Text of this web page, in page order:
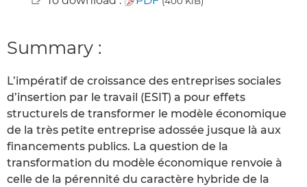
Summary :
L’impératif de croissance des entreprises sociales
d’insertion par le travail (ESIT) a pour effets
structurels de transformer le modèle économique
de la très petite entreprise adossée jusque là aux
financements publics. La question de la
transformation du modèle économique renvoie à
celle de la pérennité du caractère hybride de la